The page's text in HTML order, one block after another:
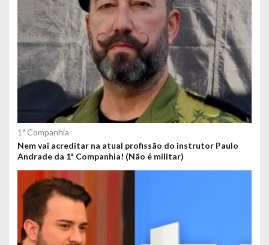
1ª Companhia
Nem vai acreditar na atual profissão do instrutor Paulo
Andrade da 1ª Companhia! (Não é militar)